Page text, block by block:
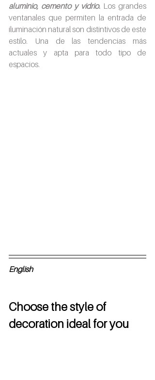
aluminio, cemento y vidrio. Los grandes
ventanales que permiten la entrada de
iluminación natural son distintivos de este
estilo. Una de las tendencias más
actuales y apta para todo tipo de
espacios.
English
Choose the style of
decoration ideal for you